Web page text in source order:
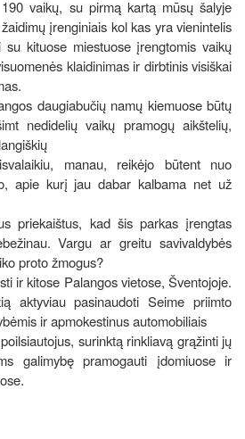
vaikų, su pirmą kartą mūsų šalyje
įrenginiais kol kas yra vienintelis
kituose miestuose įrengtomis vaikų
klaidinimas ir dirbtinis visiškai
daugiabučių namų kiemuose būtų
nedidelių vaikų pramogų aikštelių,
manau, reikėjo būtent nuo
apie kurį jau dabar kalbama net už
priekaištus, kad šis parkas įrengtas
Vargu ar greitu savivaldybės
proto žmogus?
ir kitose Palangos vietose, Šventojoje.
aktyviau pasinaudoti Seime priimto
ir apmokestinus automobiliais
surinktą rinkliavą grąžinti jų
galimybę pramogauti įdomiuose ir